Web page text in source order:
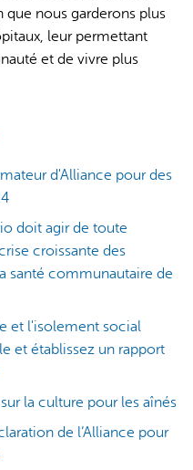
que nous garderons plus
leur permettant
et de vivre plus
d'Alliance pour des
doit agir de toute
croissante des
santé communautaire de
et l'isolement social
et établissez un rapport
la culture pour les aînés
de l’Alliance pour